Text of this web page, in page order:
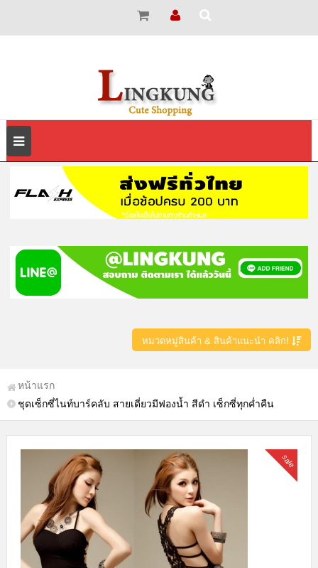
หมวดหมู่สินค้า & สินค้าแนะนำ คลิก!
หน้าแรก
ชุดเซ็กซี่ไนท์บาร์คลับ สายเดี่ยวมีฟองน้ำ สีดำ เซ็กซี่ทุกค่ำคืน
sale